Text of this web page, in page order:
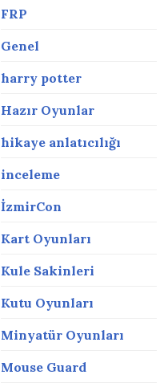
FRP
Genel
harry potter
Hazır Oyunlar
hikaye anlatıcılığı
inceleme
İzmirCon
Kart Oyunları
Kule Sakinleri
Kutu Oyunları
Minyatür Oyunları
Mouse Guard